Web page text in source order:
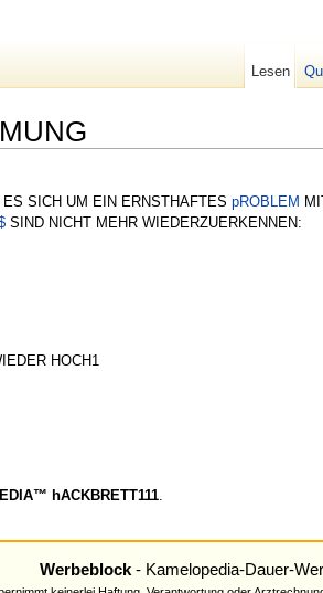
ES SICH UM EIN ERNSTHAFTES pROBLEM
SIND NICHT MEHR WIEDERZUERKENNEN:
HOCH1
hACKBRETT111.
Werbeblock - Kamelopedia-Dauer-
Lesen